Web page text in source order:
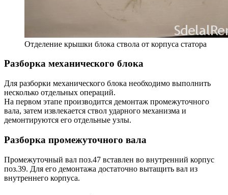
Отделение крышки блока ствола от корпуса статора
Разборка механического блока
Для разборки механического блока необходимо выполнить
несколько отдельных операций.
На первом этапе производится демонтаж промежуточного
вала, затем извлекается ствол ударного механизма и
демонтируются его отдельные узлы.
Разборка промежуточного вала
Промежуточный вал поз.47 вставлен во внутренний корпус
поз.39. Для его демонтажа достаточно вытащить вал из
внутреннего корпуса.